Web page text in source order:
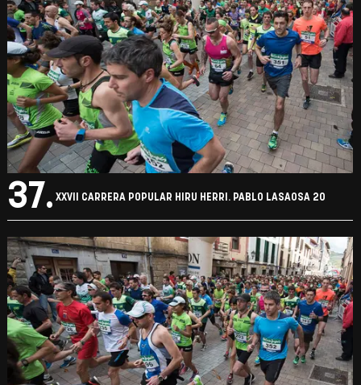
37. XXVII CARRERA POPULAR HIRU HERRI. PABLO LASAOSA 20